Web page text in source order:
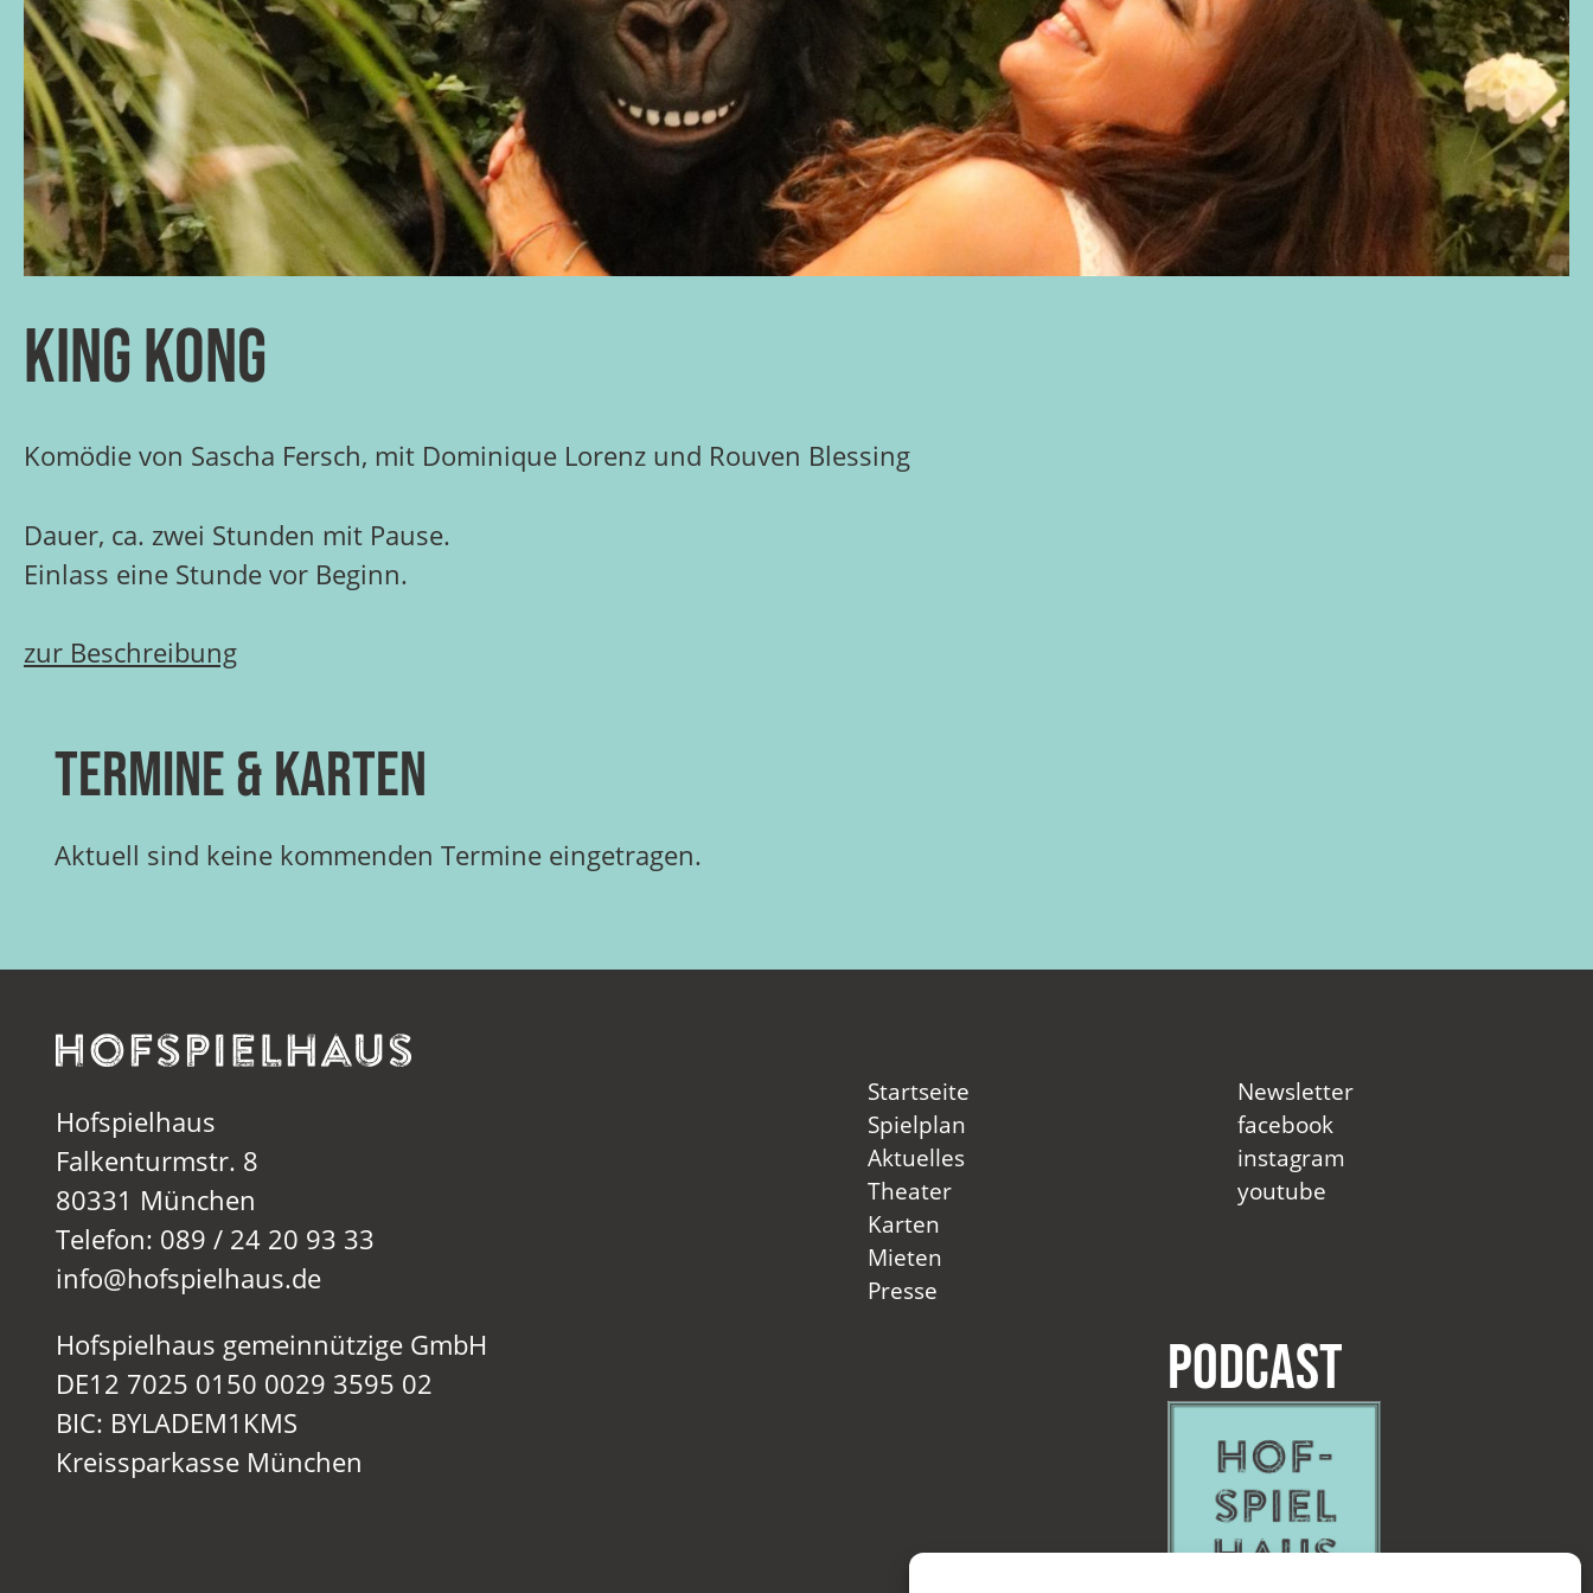
King Kong
Komödie von Sascha Fersch, mit Dominique Lorenz und Rouven Blessing
Dauer, ca. zwei Stunden mit Pause.
Einlass eine Stunde vor Beginn.
zur Beschreibung
Termine & Karten
Aktuell sind keine kommenden Termine eingetragen.
Hofspielhaus
Falkenturmstr. 8
80331 München
Telefon: 089 / 24 20 93 33
info@hofspielhaus.de
Hofspielhaus gemeinnützige GmbH
DE12 7025 0150 0029 3595 02
BIC: BYLADEM1KMS
Kreissparkasse München
Startseite
Spielplan
Aktuelles
Theater
Karten
Mieten
Presse
Newsletter
facebook
instagram
youtube
Podcast